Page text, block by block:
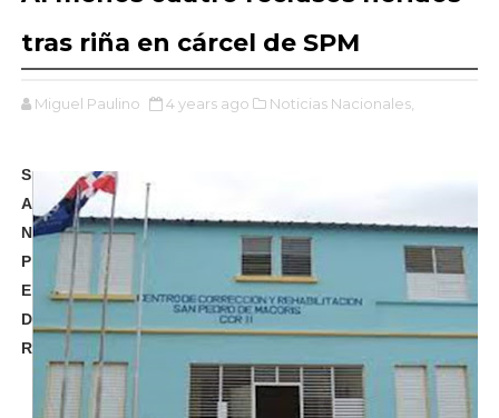
tras riña en cárcel de SPM
Miguel Paulino 4 years ago Noticias Nacionales,
S
A
N
P
E
D
R